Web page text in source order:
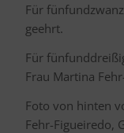
Für
geehrt.
Für
Frau Martina
Foto von hinten
Fehr-Figueiredo,